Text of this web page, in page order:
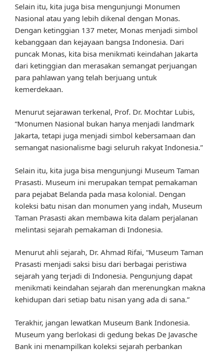
Selain itu, kita juga bisa mengunjungi Monumen
Nasional atau yang lebih dikenal dengan Monas.
Dengan ketinggian 137 meter, Monas menjadi simbol
kebanggaan dan kejayaan bangsa Indonesia. Dari
puncak Monas, kita bisa menikmati keindahan Jakarta
dari ketinggian dan merasakan semangat perjuangan
para pahlawan yang telah berjuang untuk
kemerdekaan.
Menurut sejarawan terkenal, Prof. Dr. Mochtar Lubis,
“Monumen Nasional bukan hanya menjadi landmark
Jakarta, tetapi juga menjadi simbol kebersamaan dan
semangat nasionalisme bagi seluruh rakyat Indonesia.”
Selain itu, kita juga bisa mengunjungi Museum Taman
Prasasti. Museum ini merupakan tempat pemakaman
para pejabat Belanda pada masa kolonial. Dengan
koleksi batu nisan dan monumen yang indah, Museum
Taman Prasasti akan membawa kita dalam perjalanan
melintasi sejarah pemakaman di Indonesia.
Menurut ahli sejarah, Dr. Ahmad Rifai, “Museum Taman
Prasasti menjadi saksi bisu dari berbagai peristiwa
sejarah yang terjadi di Indonesia. Pengunjung dapat
menikmati keindahan sejarah dan merenungkan makna
kehidupan dari setiap batu nisan yang ada di sana.”
Terakhir, jangan lewatkan Museum Bank Indonesia.
Museum yang berlokasi di gedung bekas De Javasche
Bank ini menampilkan koleksi sejarah perbankan